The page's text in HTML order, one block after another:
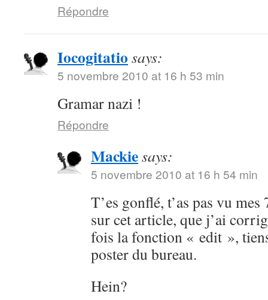
Répondre
Iocogitatio says:
5 novembre 2010 at 16 h 53 min
Gramar nazi !
Répondre
Mackiesays:
5 novembre 2010 at 16 h 54 min
T’es gonflé, t’as pas vu
sur cet article, que j’ai
fois la fonction « edit »,
poster du bureau.
Hein?